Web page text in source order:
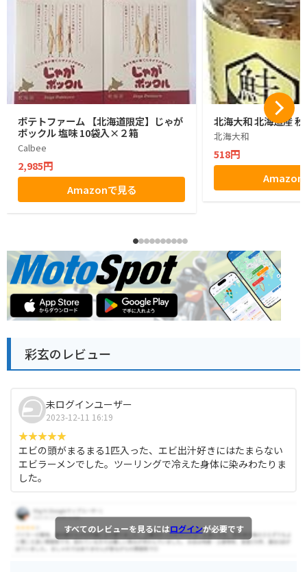
ポテトファーム 【北海道限定】じゃが
ポックル 塩味 10袋入×２箱
Calbee
2,985円
Amazonで見る
北海大和 北海道産
北海大和
518円
Amazon
彩玄のレビュー
未ログインユーザー
2023-12-11 16:19
エビの頭がまるまる1匹入った、エビ出汁好きにはたまらない
エビラーメンでした。ツーリングで冷えた身体に染みわたりま
した。
すべてのレビューを見るにはログインが必要です